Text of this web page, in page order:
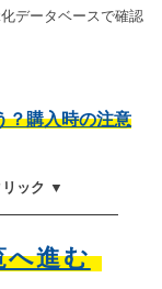
データベースで確認
？購入時の注意
リック ▼
へ進む